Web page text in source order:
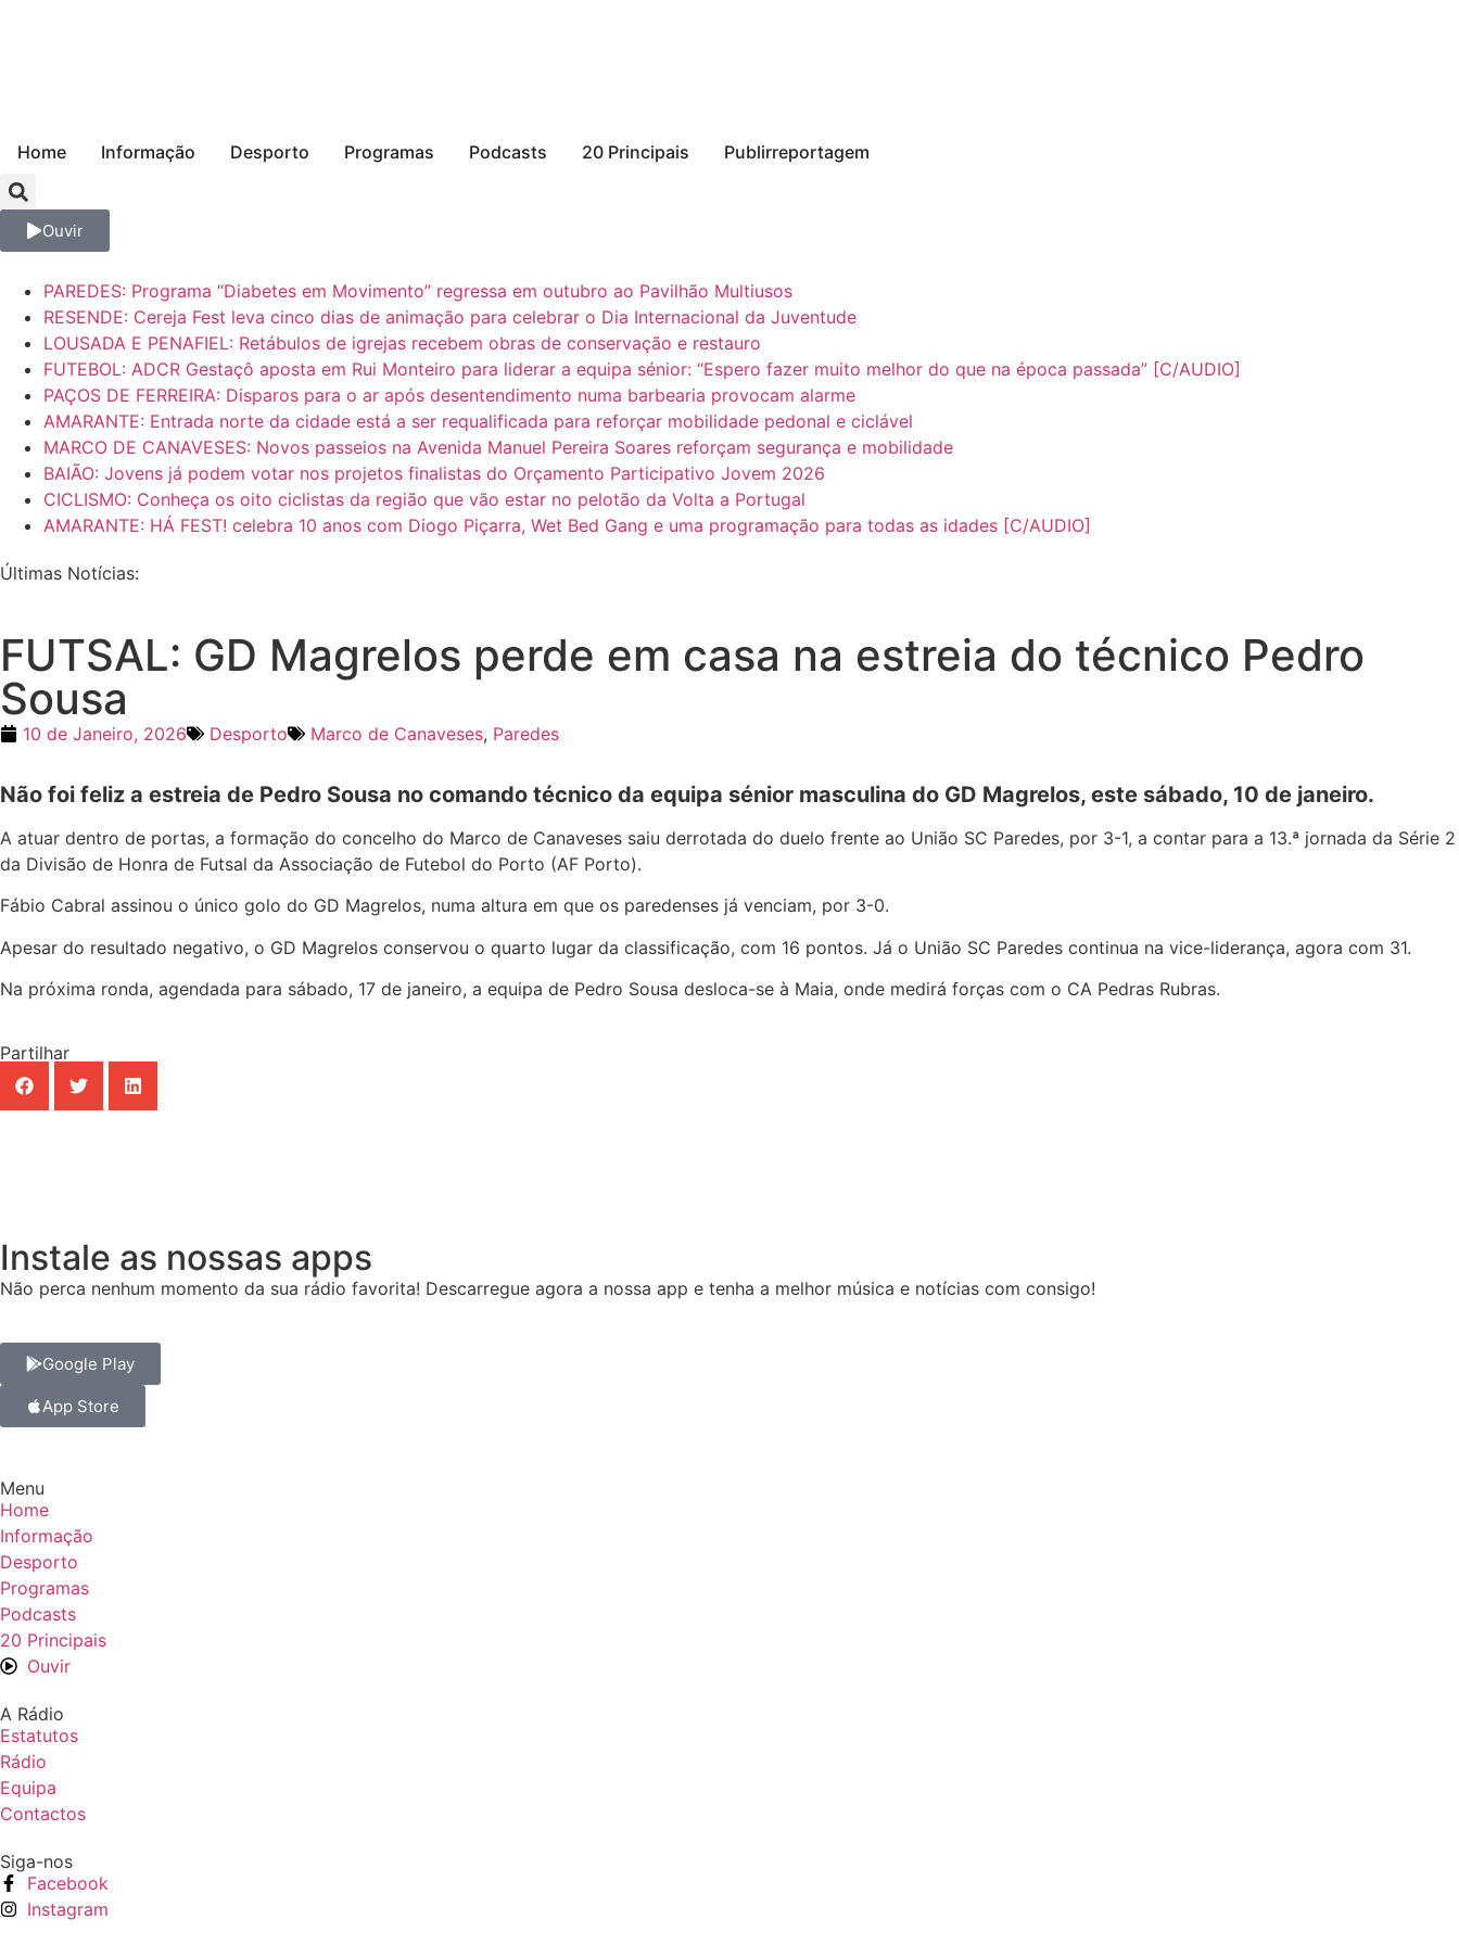
Home Informação Desporto Programas Podcasts 20 Principais Publirreportagem
Ouvir
PAREDES: Programa “Diabetes em Movimento” regressa em outubro ao Pavilhão Multiusos
RESENDE: Cereja Fest leva cinco dias de animação para celebrar o Dia Internacional da Juventude
LOUSADA E PENAFIEL: Retábulos de igrejas recebem obras de conservação e restauro
FUTEBOL: ADCR Gestaçô aposta em Rui Monteiro para liderar a equipa sénior: “Espero fazer muito melhor do que na época passada” [C/AUDIO]
PAÇOS DE FERREIRA: Disparos para o ar após desentendimento numa barbearia provocam alarme
AMARANTE: Entrada norte da cidade está a ser requalificada para reforçar mobilidade pedonal e ciclável
MARCO DE CANAVESES: Novos passeios na Avenida Manuel Pereira Soares reforçam segurança e mobilidade
BAIÃO: Jovens já podem votar nos projetos finalistas do Orçamento Participativo Jovem 2026
CICLISMO: Conheça os oito ciclistas da região que vão estar no pelotão da Volta a Portugal
AMARANTE: HÁ FEST! celebra 10 anos com Diogo Piçarra, Wet Bed Gang e uma programação para todas as idades [C/AUDIO]
Últimas Notícias:
FUTSAL: GD Magrelos perde em casa na estreia do técnico Pedro
Sousa
10 de Janeiro, 2026 Desporto Marco de Canaveses, Paredes
Não foi feliz a estreia de Pedro Sousa no comando técnico da equipa sénior masculina do GD Magrelos, este sábado, 10 de janeiro.
A atuar dentro de portas, a formação do concelho do Marco de Canaveses saiu derrotada do duelo frente ao União SC Paredes, por 3-1, a contar para a 13.ª jornada da Série 2
da Divisão de Honra de Futsal da Associação de Futebol do Porto (AF Porto).
Fábio Cabral assinou o único golo do GD Magrelos, numa altura em que os paredenses já venciam, por 3-0.
Apesar do resultado negativo, o GD Magrelos conservou o quarto lugar da classificação, com 16 pontos. Já o União SC Paredes continua na vice-liderança, agora com 31.
Na próxima ronda, agendada para sábado, 17 de janeiro, a equipa de Pedro Sousa desloca-se à Maia, onde medirá forças com o CA Pedras Rubras.
Partilhar
Instale as nossas apps
Não perca nenhum momento da sua rádio favorita! Descarregue agora a nossa app e tenha a melhor música e notícias com consigo!
Google Play
App Store
Menu
Home
Informação
Desporto
Programas
Podcasts
20 Principais
Ouvir
A Rádio
Estatutos
Rádio
Equipa
Contactos
Siga-nos
Facebook
Instagram